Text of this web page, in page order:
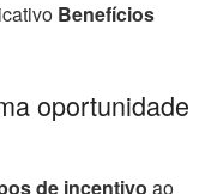
Benefícios
oportunidade
de incentivo ao